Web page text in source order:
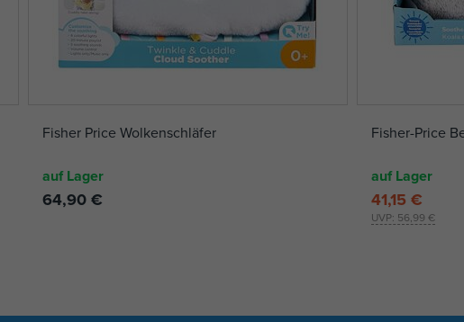
Fisher Price Wolkenschläfer
auf Lager
64,90 €
Fisher-Price
auf Lager
UVP: 56,99 €
41,15 €